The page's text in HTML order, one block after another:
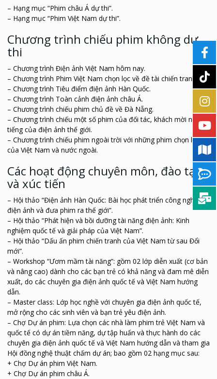
– Hạng mục “Phim châu Á dự thi”.
– Hạng mục “Phim Việt Nam dự thi”.
Chương trình chiếu phim không dự
thi
– Chương trình Điện ảnh Việt Nam hôm nay.
– Chương trình Phim Việt Nam chọn lọc về đề tài chiến tranh.
– Chương trình Tiêu điểm điện ảnh Hàn Quốc.
– Chương trình Toàn cảnh điện ảnh châu Á.
– Chương trình chiếu phim chủ đề về Đà Nẵng.
– Chương trình chiếu một số phim của đối tác, khách mời nổi
tiếng của điện ảnh thế giới.
– Chương trình chiếu phim ngoài trời với những phim chọn lọc
của Việt Nam và nước ngoài.
Các hoạt động chuyên môn, đào tạo
và xúc tiến
– Hội thảo “Điện ảnh Hàn Quốc: Bài học phát triển công nghiệp
điện ảnh và đưa phim ra thế giới”.
– Hội thảo “Phát hiện và bồi dưỡng tài năng điện ảnh: Kinh
nghiệm quốc tế và giải pháp của Việt Nam”.
– Hội thảo “Dấu ấn phim chiến tranh của Việt Nam từ sau Đổi
mới”.
– Workshop “Ươm mầm tài năng”: gồm 02 lớp diễn xuất (cơ bản
và nâng cao) dành cho các bạn trẻ có khả năng và đam mê diễn
xuất, do các chuyên gia điện ảnh quốc tế và Việt Nam hướng
dẫn.
– Master class: Lớp học nghề với chuyên gia điện ảnh quốc tế,
mở rộng cho các sinh viên và bạn trẻ yêu điện ảnh.
– Chợ Dự án phim: Lựa chọn các nhà làm phim trẻ Việt Nam và
quốc tế có dự án tiềm năng, dự tập huấn và thực hành do các
chuyên gia điện ảnh quốc tế và Việt Nam hướng dẫn và tham gia
Hội đồng nghệ thuật chấm dự án; bao gồm 02 hạng mục sau:
+ Chợ Dự án phim Việt Nam.
+ Chợ Dự án phim châu Á.